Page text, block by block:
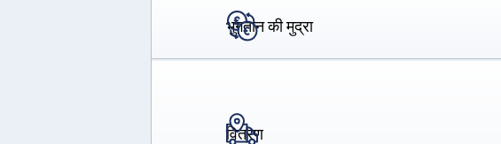
भुगतान की मुद्रा
वितरण